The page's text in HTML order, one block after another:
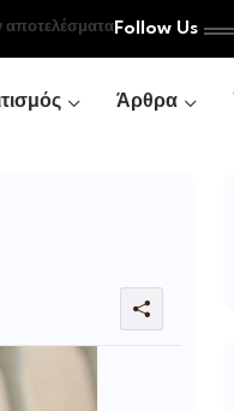
αποτελέσματαFollow Us
Άρθρα